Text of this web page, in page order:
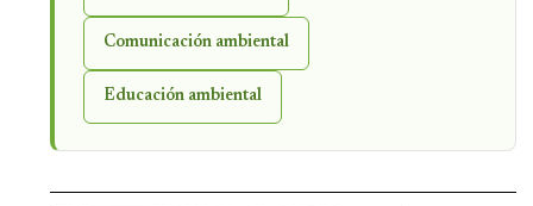
Comunicación ambiental
Educación ambiental